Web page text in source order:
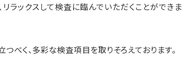
ラックスして検査に臨んでいただくことができま
べく、多彩な検査項目を取りそろえております。